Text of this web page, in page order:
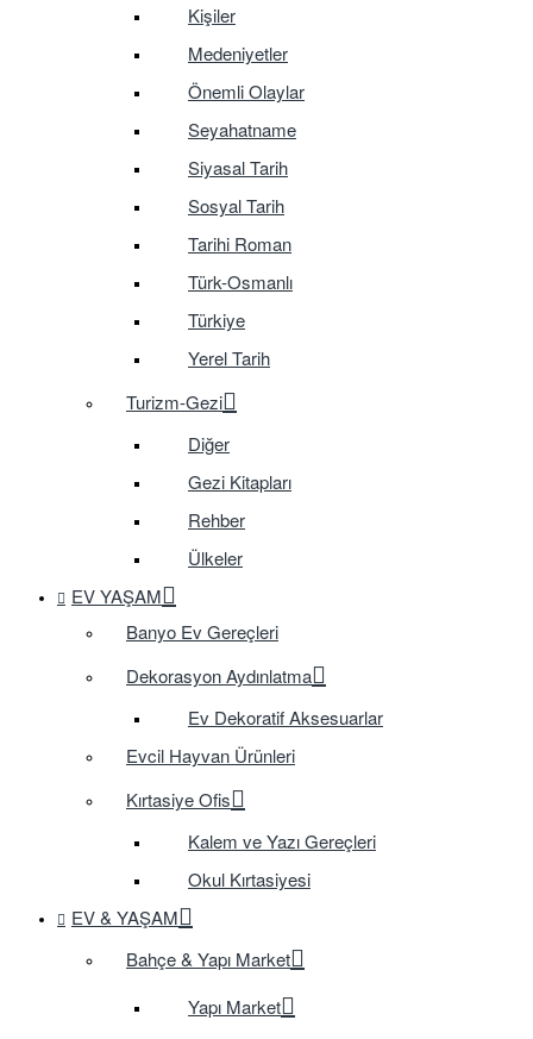
Kişiler
Medeniyetler
Önemli Olaylar
Seyahatname
Siyasal Tarih
Sosyal Tarih
Tarihi Roman
Türk-Osmanlı
Türkiye
Yerel Tarih
Turizm-Gezi
Diğer
Gezi Kitapları
Rehber
Ülkeler
EV YAŞAM
Banyo Ev Gereçleri
Dekorasyon Aydınlatma
Ev Dekoratif Aksesuarlar
Evcil Hayvan Ürünleri
Kırtasiye Ofis
Kalem ve Yazı Gereçleri
Okul Kırtasiyesi
EV & YAŞAM
Bahçe & Yapı Market
Yapı Market